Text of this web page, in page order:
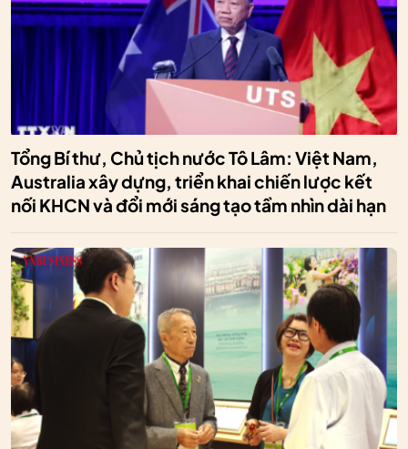
Tổng Bí thư, Chủ tịch nước Tô Lâm: Việt Nam,
Australia xây dựng, triển khai chiến lược kết
nối KHCN và đổi mới sáng tạo tầm nhìn dài hạn